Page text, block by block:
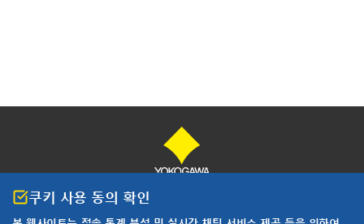
쿠키 사용 동의 확인개인정보 처리방침